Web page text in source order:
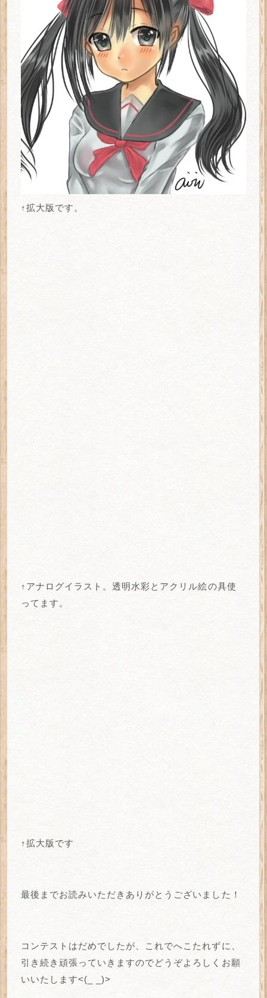
↑拡大版です。
↑アナログイラスト。透明水彩とアクリル絵の具使
ってます。
↑拡大版です
最後までお読みいただきありがとうございました！
コンテストはだめでしたが、これでへこたれずに、
引き続き頑張っていきますのでどうぞよろしくお願
いいたします<(_ _)>